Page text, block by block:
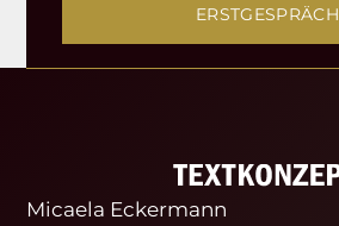
ERSTGESPRÄCH
Micaela Eckermann